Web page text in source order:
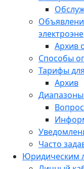
Архив
Способы
Тарифы
Архив
Часто
Юридическим